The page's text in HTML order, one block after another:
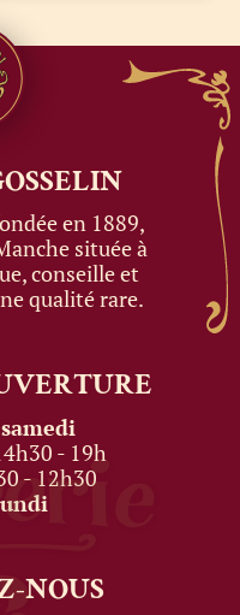
en 1889,
située à
conseille et
qualité rare.
- 19h
- 12h30
NOUS